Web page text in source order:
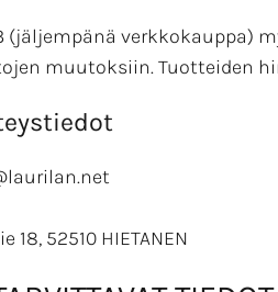
3 (jäljempänä
muutoksiin. Tuotteiden
52510 HIETANEN